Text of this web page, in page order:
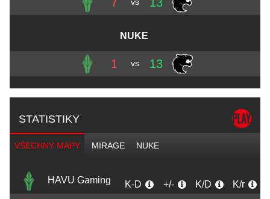
vs
NUKE
1 vs 13
STATISTIKY
VŠECHNY MAPY MIRAGE NUKE
HAVU Gaming K-D +/- K/D K/r